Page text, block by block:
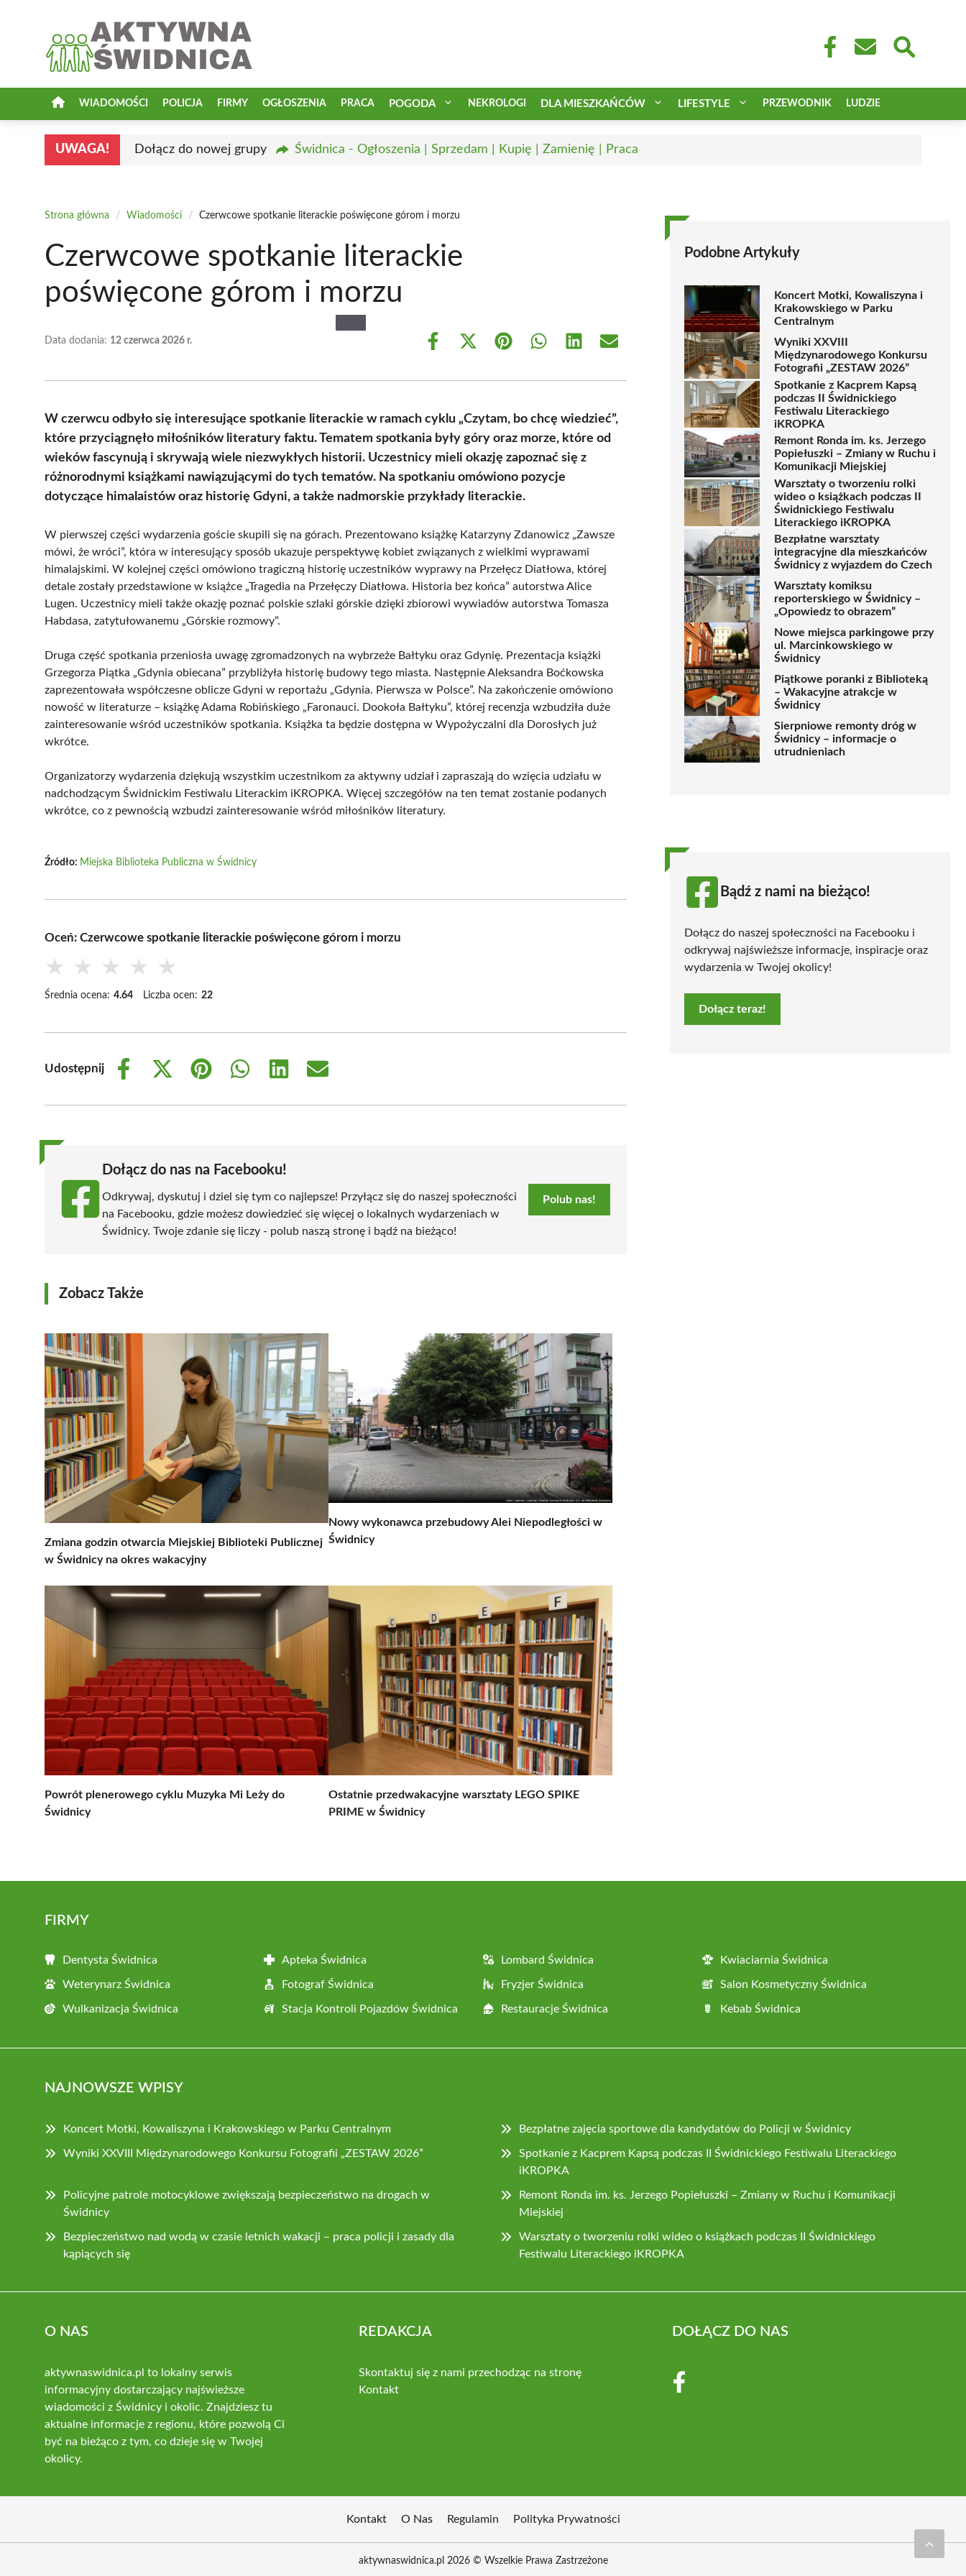
WIADOMOŚCI POLICJA FIRMY OGŁOSZENIA PRACA POGODA NEKROLOGI DLA MIESZKAŃCÓW LIFESTYLE PRZEWODNIK LUDZIE
UWAGA! Dołącz do nowej grupy Świdnica - Ogłoszenia | Sprzedam | Kupię | Zamienię | Praca
Strona główna / Wiadomości / Czerwcowe spotkanie literackie poświęcone górom i morzu
Czerwcowe spotkanie literackie
poświęcone górom i morzu
Data dodania: 12 czerwca 2026 r.
Share
Share
(Twitter)
Share Share Share Share
W czerwcu odbyło się interesujące spotkanie literackie w ramach cyklu „Czytam, bo chcę wiedzieć”,
które przyciągnęło miłośników literatury faktu. Tematem spotkania były góry oraz morze, które od
wieków fascynują i skrywają wiele niezwykłych historii. Uczestnicy mieli okazję zapoznać się z
różnorodnymi książkami nawiązującymi do tych tematów. Na spotkaniu omówiono pozycje
dotyczące himalaistów oraz historię Gdyni, a także nadmorskie przykłady literackie.
W pierwszej części wydarzenia goście skupili się na górach. Prezentowano książkę Katarzyny Zdanowicz „Zawsze
mówi, że wróci”, która w interesujący sposób ukazuje perspektywę kobiet związanych z wielkimi wyprawami
himalajskimi. W kolejnej części omówiono tragiczną historię uczestników wyprawy na Przełęcz Diatłowa, której
detale zostały przedstawione w książce „Tragedia na Przełęczy Diatłowa. Historia bez końca” autorstwa Alice
Lugen. Uczestnicy mieli także okazję poznać polskie szlaki górskie dzięki zbiorowi wywiadów autorstwa Tomasza
Habdasa, zatytułowanemu „Górskie rozmowy”.
Druga część spotkania przeniosła uwagę zgromadzonych na wybrzeże Bałtyku oraz Gdynię. Prezentacja książki
Grzegorza Piątka „Gdynia obiecana” przybliżyła historię budowy tego miasta. Następnie Aleksandra Boćkowska
zaprezentowała współczesne oblicze Gdyni w reportażu „Gdynia. Pierwsza w Polsce”. Na zakończenie omówiono
nowość w literaturze – książkę Adama Robińskiego „Faronauci. Dookoła Bałtyku”, której recenzja wzbudziła duże
zainteresowanie wśród uczestników spotkania. Książka ta będzie dostępna w Wypożyczalni dla Dorosłych już
wkrótce.
Organizatorzy wydarzenia dziękują wszystkim uczestnikom za aktywny udział i zapraszają do wzięcia udziału w
nadchodzącym Świdnickim Festiwalu Literackim iKROPKA. Więcej szczegółów na ten temat zostanie podanych
wkrótce, co z pewnością wzbudzi zainteresowanie wśród miłośników literatury.
Źródło: Miejska Biblioteka Publiczna w Świdnicy
Oceń: Czerwcowe spotkanie literackie poświęcone górom i morzu
★ ★ ★ ★ ★
Średnia ocena: 4.64 Liczba ocen: 22
Udostępnij
Share
Share
(Twitter)
Share
Share
Share
Share
Dołącz do nas na Facebooku!
Odkrywaj, dyskutuj i dziel się tym co najlepsze! Przyłącz się do naszej społeczności
na Facebooku, gdzie możesz dowiedzieć się więcej o lokalnych wydarzeniach w
Świdnicy. Twoje zdanie się liczy - polub naszą stronę i bądź na bieżąco!
Polub nas!
Zobacz Także
Zmiana godzin otwarcia Miejskiej Biblioteki Publicznej
w Świdnicy na okres wakacyjny
Nowy wykonawca przebudowy Alei Niepodległości w
Świdnicy
Powrót plenerowego cyklu Muzyka Mi Leży do
Świdnicy
Ostatnie przedwakacyjne warsztaty LEGO SPIKE
PRIME w Świdnicy
Podobne Artykuły
Koncert Motki, Kowaliszyna i
Krakowskiego w Parku
Centralnym
Wyniki XXVIII
Międzynarodowego Konkursu
Fotografii „ZESTAW 2026”
Spotkanie z Kacprem Kapsą
podczas II Świdnickiego
Festiwalu Literackiego
iKROPKA
Remont Ronda im. ks. Jerzego
Popiełuszki – Zmiany w Ruchu i
Komunikacji Miejskiej
Warsztaty o tworzeniu rolki
wideo o książkach podczas II
Świdnickiego Festiwalu
Literackiego iKROPKA
Bezpłatne warsztaty
integracyjne dla mieszkańców
Świdnicy z wyjazdem do Czech
Warsztaty komiksu
reporterskiego w Świdnicy –
„Opowiedz to obrazem”
Nowe miejsca parkingowe przy
ul. Marcinkowskiego w
Świdnicy
Piątkowe poranki z Biblioteką
– Wakacyjne atrakcje w
Świdnicy
Sierpniowe remonty dróg w
Świdnicy – informacje o
utrudnieniach
Bądź z nami na bieżąco!
Dołącz do naszej społeczności na Facebooku i
odkrywaj najświeższe informacje, inspiracje oraz
wydarzenia w Twojej okolicy!
Dołącz teraz!
FIRMY
Dentysta Świdnica Apteka Świdnica Lombard Świdnica Kwiaciarnia Świdnica
Weterynarz Świdnica Fotograf Świdnica Fryzjer Świdnica Salon Kosmetyczny Świdnica
Wulkanizacja Świdnica Stacja Kontroli Pojazdów Świdnica Restauracje Świdnica Kebab Świdnica
NAJNOWSZE WPISY
Koncert Motki, Kowaliszyna i Krakowskiego w Parku Centralnym Bezpłatne zajęcia sportowe dla kandydatów do Policji w Świdnicy
Wyniki XXVIII Międzynarodowego Konkursu Fotografii „ZESTAW 2026”
Spotkanie z Kacprem Kapsą podczas II Świdnickiego Festiwalu Literackiego
iKROPKA
Policyjne patrole motocyklowe zwiększają bezpieczeństwo na drogach w
Świdnicy
Remont Ronda im. ks. Jerzego Popiełuszki – Zmiany w Ruchu i Komunikacji
Miejskiej
Bezpieczeństwo nad wodą w czasie letnich wakacji – praca policji i zasady dla
kąpiących się
Warsztaty o tworzeniu rolki wideo o książkach podczas II Świdnickiego
Festiwalu Literackiego iKROPKA
O NAS
aktywnaswidnica.pl to lokalny serwis
informacyjny dostarczający najświeższe
wiadomości z Świdnicy i okolic. Znajdziesz tu
aktualne informacje z regionu, które pozwolą Ci
być na bieżąco z tym, co dzieje się w Twojej
okolicy.
REDAKCJA
Skontaktuj się z nami przechodząc na stronę
Kontakt
DOŁĄCZ DO NAS
Kontakt O Nas Regulamin Polityka Prywatności
aktywnaswidnica.pl 2026 © Wszelkie Prawa Zastrzeżone